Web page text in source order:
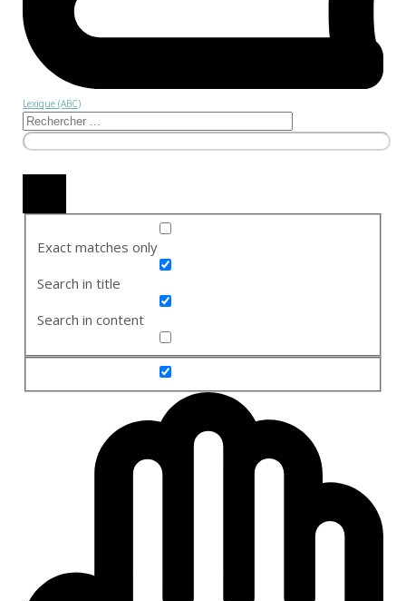
Lexique (ABC)
Exact matches only
Search in title
Search in content